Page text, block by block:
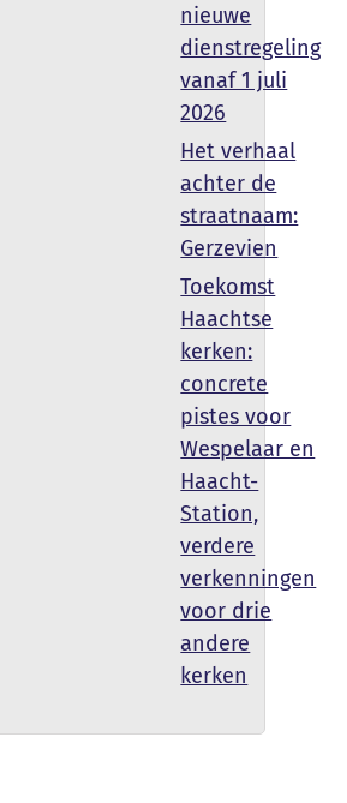
nieuwe
dienstregeling
vanaf 1 juli
2026
Het verhaal
achter de
straatnaam:
Gerzevien
Toekomst
Haachtse
kerken:
concrete
pistes voor
Wespelaar en
Haacht-
Station,
verdere
verkenningen
voor drie
andere
kerken